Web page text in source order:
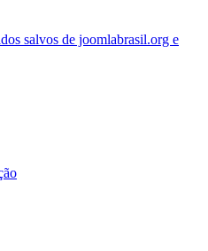
salvos de joomlabrasil.org e